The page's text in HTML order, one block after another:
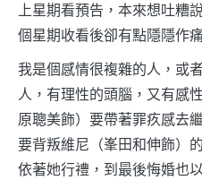
上星期看預告，本來想吐糟
個星期收看後卻有點隱隱作
我是個感情很複雜的人，或
人，有理性的頭腦，又有感
原聰美飾）要帶著罪疚感去
要背叛維尼（峯田和伸飾）
依著她行禮，到最後悔婚也